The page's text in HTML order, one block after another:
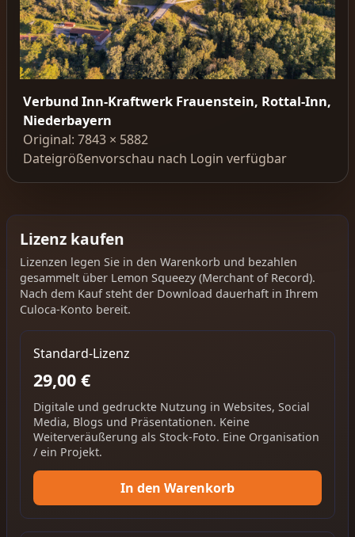
Verbund Inn-Kraftwerk Frauenstein, Rottal-Inn,
Niederbayern
Original: 7843 × 5882
Dateigrößenvorschau nach Login verfügbar
Lizenz kaufen
Lizenzen legen Sie in den Warenkorb und bezahlen
gesammelt über Lemon Squeezy (Merchant of Record).
Nach dem Kauf steht der Download dauerhaft in Ihrem
Culoca-Konto bereit.
Standard-Lizenz
29,00 €
Digitale und gedruckte Nutzung in Websites, Social
Media, Blogs und Präsentationen. Keine
Weiterveräußerung als Stock-Foto. Eine Organisation
/ ein Projekt.
In den Warenkorb